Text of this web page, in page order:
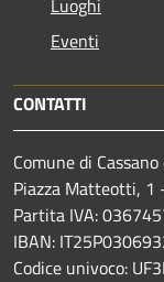
Eventi
CONTATTI
Comune di Cassano
Piazza Matteotti, 1
Partita IVA:
IBAN:
Codice univoco: